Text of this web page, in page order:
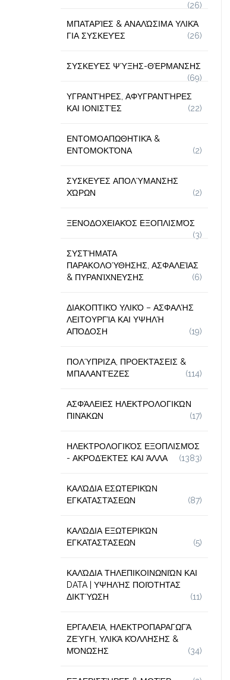
(26)
ΜΠΑΤΑΡΊΕΣ & ΑΝΑΛΏΣΙΜΑ ΥΛΙΚΆ
ΓΙΑ ΣΥΣΚΕΥΈΣ
(26)
ΣΥΣΚΕΥΈΣ ΨΎΞΗΣ-ΘΈΡΜΑΝΣΗΣ
(69)
ΥΓΡΑΝΤΉΡΕΣ, ΑΦΥΓΡΑΝΤΉΡΕΣ
ΚΑΙ ΙΟΝΙΣΤΈΣ
(22)
ΕΝΤΟΜΟΑΠΩΘΗΤΙΚΆ &
ΕΝΤΟΜΟΚΤΌΝΑ
(2)
ΣΥΣΚΕΥΈΣ ΑΠΟΛΎΜΑΝΣΗΣ
ΧΏΡΩΝ
(2)
ΞΕΝΟΔΟΧΕΙΑΚΌΣ ΕΞΟΠΛΙΣΜΌΣ
(3)
ΣΥΣΤΉΜΑΤΑ
ΠΑΡΑΚΟΛΟΎΘΗΣΗΣ, ΑΣΦΑΛΕΊΑΣ
& ΠΥΡΑΝΊΧΝΕΥΣΗΣ
(6)
ΔΙΑΚΟΠΤΙΚΌ ΥΛΙΚΌ – ΑΣΦΑΛΉΣ
ΛΕΙΤΟΥΡΓΊΑ ΚΑΙ ΥΨΗΛΉ
ΑΠΌΔΟΣΗ
(19)
ΠΟΛΎΠΡΙΖΑ, ΠΡΟΕΚΤΆΣΕΙΣ &
ΜΠΑΛΑΝΤΈΖΕΣ
(114)
ΑΣΦΆΛΕΙΕΣ ΗΛΕΚΤΡΟΛΟΓΙΚΏΝ
ΠΙΝΆΚΩΝ
(17)
ΗΛΕΚΤΡΟΛΟΓΙΚΌΣ ΕΞΟΠΛΙΣΜΌΣ
- ΑΚΡΟΔΈΚΤΕΣ ΚΑΙ ΆΛΛΑ
(1383)
ΚΑΛΏΔΙΑ ΕΣΩΤΕΡΙΚΏΝ
ΕΓΚΑΤΑΣΤΆΣΕΩΝ
(87)
ΚΑΛΏΔΙΑ ΕΞΩΤΕΡΙΚΏΝ
ΕΓΚΑΤΑΣΤΆΣΕΩΝ
(5)
ΚΑΛΏΔΙΑ ΤΗΛΕΠΙΚΟΙΝΩΝΙΏΝ ΚΑΙ
DATA | ΥΨΗΛΉΣ ΠΟΙΌΤΗΤΑΣ
ΔΙΚΤΎΩΣΗ
(11)
ΕΡΓΑΛΕΊΑ, ΗΛΕΚΤΡΟΠΑΡΑΓΩΓΆ
ΖΕΎΓΗ, ΥΛΙΚΆ ΚΌΛΛΗΣΗΣ &
ΜΌΝΩΣΗΣ
(34)